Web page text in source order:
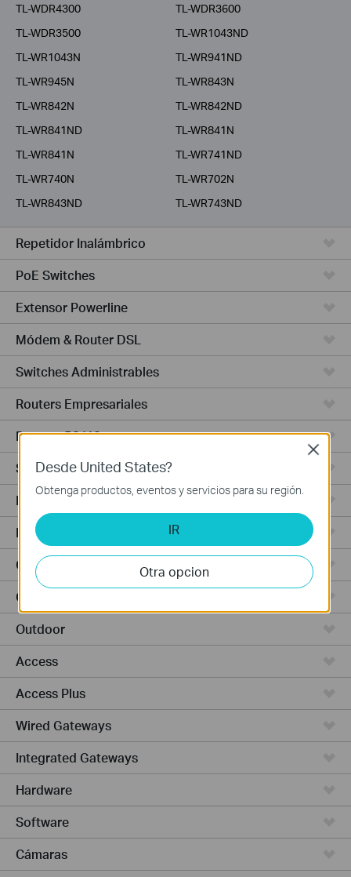
TL-WDR4300
TL-WDR3600
TL-WDR3500
TL-WR1043ND
TL-WR1043N
TL-WR941ND
TL-WR945N
TL-WR843N
TL-WR842N
TL-WR842ND
TL-WR841ND
TL-WR841N
TL-WR841N
TL-WR741ND
TL-WR740N
TL-WR702N
TL-WR843ND
TL-WR743ND
Repetidor Inalámbrico
PoE Switches
Extensor Powerline
Módem & Router DSL
Switches Administrables
Routers Empresariales
Routers 5G/4G
Switches Smart
Punto de Acceso
Routers de Alta Potencia
Cámaras y seguridad
Ceiling Mount
Outdoor
Access
Access Plus
Wired Gateways
Integrated Gateways
Hardware
Software
Cámaras
Desde United States?
Obtenga productos, eventos y servicios para su región.
IR
Otra opcion
Close